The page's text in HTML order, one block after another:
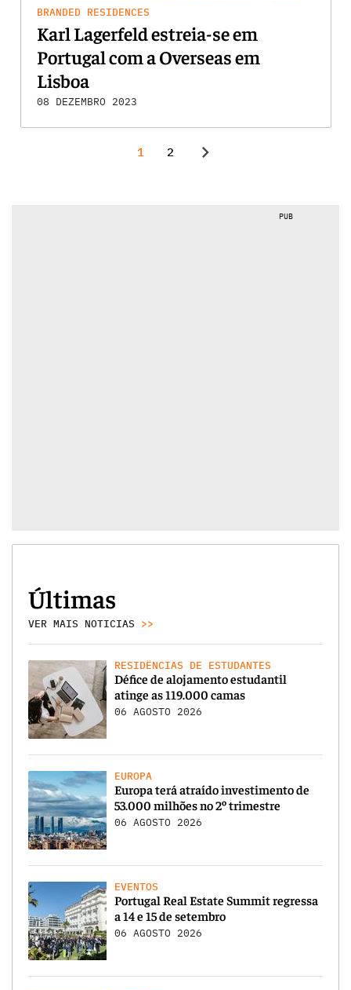
BRANDED RESIDENCES
Karl Lagerfeld estreia-se em
Portugal com a Overseas em
Lisboa
08 DEZEMBRO 2023
1 2 chevron_right
PUB
Últimas
VER MAIS NOTICIAS >>
RESIDÊNCIAS DE ESTUDANTES
Défice de alojamento estudantil
atinge as 119.000 camas
06 AGOSTO 2026
EUROPA
Europa terá atraído investimento de
53.000 milhões no 2º trimestre
06 AGOSTO 2026
EVENTOS
Portugal Real Estate Summit regressa
a 14 e 15 de setembro
06 AGOSTO 2026